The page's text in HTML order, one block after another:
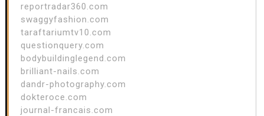
reportradar360.com
swaggyfashion.com
taraftariumtv10.com
questionquery.com
bodybuildinglegend.com
brilliant-nails.com
dandr-photography.com
dokteroce.com
journal-francais.com